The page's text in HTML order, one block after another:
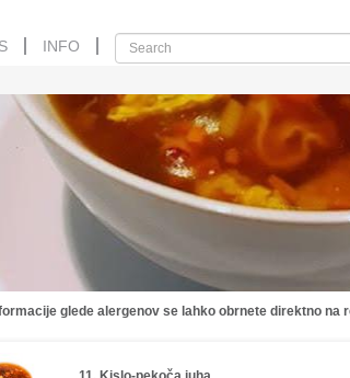
INFO
glede alergenov se lahko obrnete direktno na